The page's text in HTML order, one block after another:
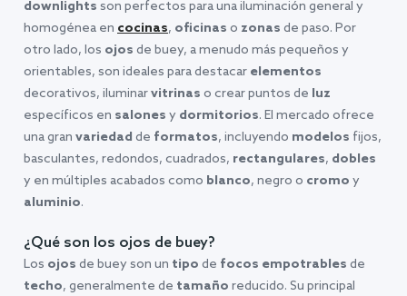
downlights son perfectos para una iluminación general y
homogénea en cocinas, oficinas o zonas de paso. Por
otro lado, los ojos de buey, a menudo más pequeños y
orientables, son ideales para destacar elementos
decorativos, iluminarvitrinas o crear puntos de luz
específicos en salones y dormitorios. El mercado ofrece
una gran variedad de formatos, incluyendo modelos fijos,
basculantes, redondos, cuadrados, rectangulares, dobles
y en múltiples acabados como blanco, negro o cromo y
aluminio.
¿Qué son los ojos de buey?
Los ojos de buey son un tipo de focos empotrables de
techo, generalmente de tamaño reducido. Su principal